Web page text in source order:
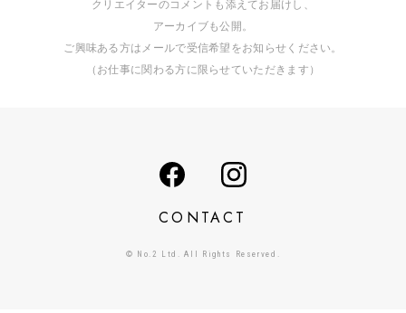
クリエイターのコメントも添えてお届けし、
アーカイブも公開。
ご興味ある方はメールで受信希望をお知らせください。
（お仕事に関わる方に限らせていただきます）
CONTACT
© No.2 Ltd. All Rights Reserved.